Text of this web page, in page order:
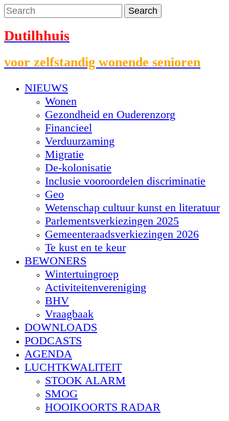
Dutilhhuis
voor zelfstandig wonende senioren
NIEUWS
Wonen
Gezondheid en Ouderenzorg
Financieel
Verduurzaming
Migratie
De-kolonisatie
Inclusie vooroordelen discriminatie
Geo
Wetenschap cultuur kunst en literatuur
Parlementsverkiezingen 2025
Gemeenteraadsverkiezingen 2026
Te kust en te keur
BEWONERS
Wintertuingroep
Activiteitenvereniging
BHV
Vraagbaak
DOWNLOADS
PODCASTS
AGENDA
LUCHTKWALITEIT
STOOK ALARM
SMOG
HOOIKOORTS RADAR